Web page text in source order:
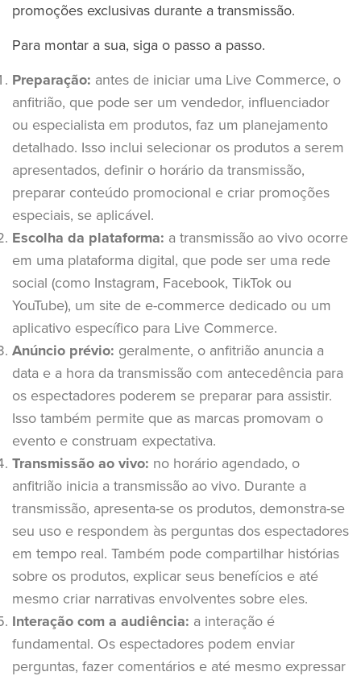
promoções exclusivas durante a transmissão.
Para montar a sua, siga o passo a passo.
Preparação: antes de iniciar uma Live Commerce, o
anfitrião, que pode ser um vendedor, influenciador
ou especialista em produtos, faz um planejamento
detalhado. Isso inclui selecionar os produtos a serem
apresentados, definir o horário da transmissão,
preparar conteúdo promocional e criar promoções
especiais, se aplicável.
Escolha da plataforma: a transmissão ao vivo ocorre
em uma plataforma digital, que pode ser uma rede
social (como Instagram, Facebook, TikTok ou
YouTube), um site de e-commerce dedicado ou um
aplicativo específico para Live Commerce.
Anúncio prévio: geralmente, o anfitrião anuncia a
data e a hora da transmissão com antecedência para
os espectadores poderem se preparar para assistir.
Isso também permite que as marcas promovam o
evento e construam expectativa.
Transmissão ao vivo: no horário agendado, o
anfitrião inicia a transmissão ao vivo. Durante a
transmissão, apresenta-se os produtos, demonstra-se
seu uso e respondem às perguntas dos espectadores
em tempo real. Também pode compartilhar histórias
sobre os produtos, explicar seus benefícios e até
mesmo criar narrativas envolventes sobre eles.
Interação com a audiência: a interação é
fundamental. Os espectadores podem enviar
perguntas, fazer comentários e até mesmo expressar